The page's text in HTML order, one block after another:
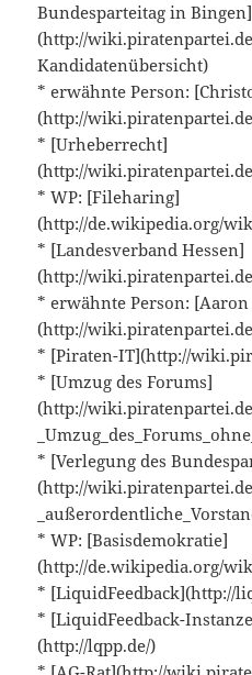
Bundesparteitag in Bingen]
(http://
Kandidatenübersicht)
* erwähnte Person:
(http://
* [Urheberrecht]
(http://
* WP: [Fileharing]
(http://de.wikipedia.org/
* [Landesverband Hessen]
(http://
* erwähnte Person:
(http://
* [Piraten-IT](http://
* [Umzug des Forums]
(http://
* [Verlegung des
(http://
* WP: [Basisdemokratie]
(http://de.wikipedia.org/
* [LiquidFeedback](http://
* [LiquidFeedback-
(http://lqpp.de/)